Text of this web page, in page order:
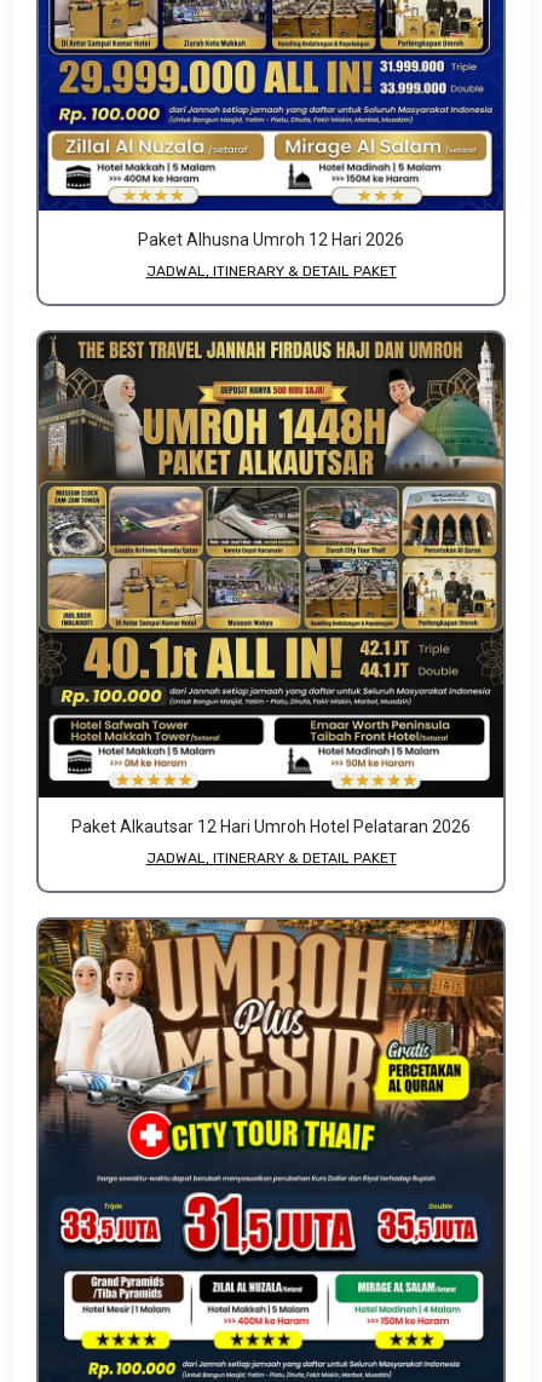
Paket Alhusna Umroh 12 Hari 2026
JADWAL, ITINERARY & DETAIL PAKET
Paket Alkautsar 12 Hari Umroh Hotel Pelataran 2026
JADWAL, ITINERARY & DETAIL PAKET